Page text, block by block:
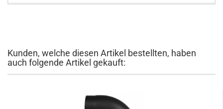
Kunden, welche diesen Artikel bestellten, haben
auch folgende Artikel gekauft: